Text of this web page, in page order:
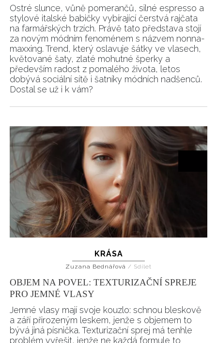
Ostré slunce, vůně pomerančů, silné espresso a
stylové italské babičky vybírající čerstvá rajčata
na farmářských trzích. Právě tato představa stojí
za novým módním fenoménem s názvem nonna-
maxxing. Trend, který oslavuje šátky ve vlasech,
květované šaty, zlaté mohutné šperky a
především radost z pomalého života, letos
dobývá sociální sítě i šatníky módních nadšenců.
Dostal se už i k vám?
KRÁSA
Zuzana Bednářová / Sdílet
OBJEM NA POVEL: TEXTURIZAČNÍ SPREJE
PRO JEMNÉ VLASY
Jemné vlasy mají svoje kouzlo: schnou bleskově
a září přirozeným leskem, jenže s objemem to
bývá jiná písnička. Texturizační sprej má tenhle
problém vyřešit, jenže ne každá formule to